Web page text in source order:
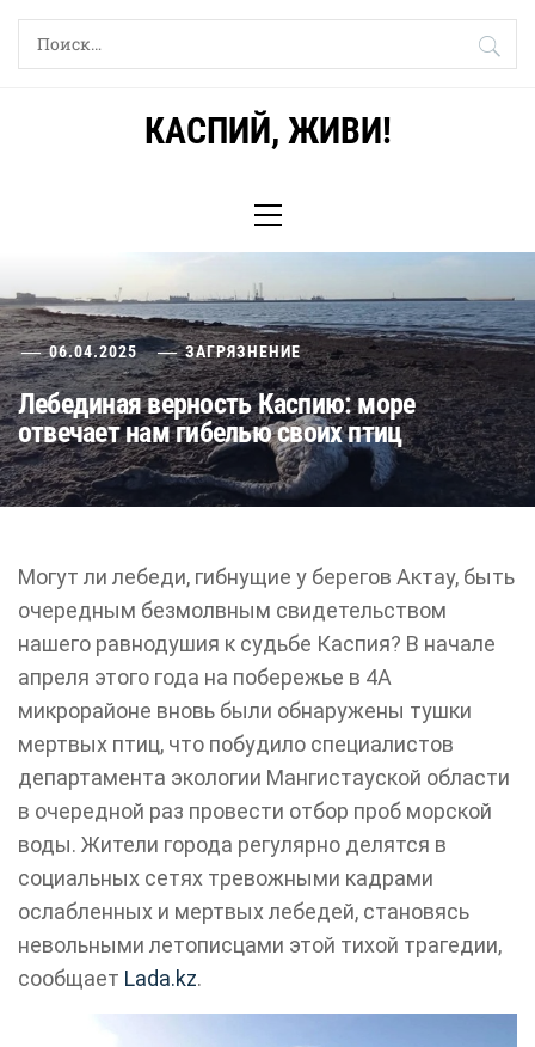
Skip
Найти:
КАСПИЙ, ЖИВИ!
Menu
06.04.2025 ЗАГРЯЗНЕНИЕ
Лебединая верность Каспию: море
отвечает нам гибелью своих птиц
Могут ли лебеди, гибнущие у берегов Актау, быть
очередным безмолвным свидетельством
нашего равнодушия к судьбе Каспия? В начале
апреля этого года на побережье в 4А
микрорайоне вновь были обнаружены тушки
мертвых птиц, что побудило специалистов
департамента экологии Мангистауской области
в очередной раз провести отбор проб морской
воды. Жители города регулярно делятся в
социальных сетях тревожными кадрами
ослабленных и мертвых лебедей, становясь
невольными летописцами этой тихой трагедии,
сообщает Lada.kz.